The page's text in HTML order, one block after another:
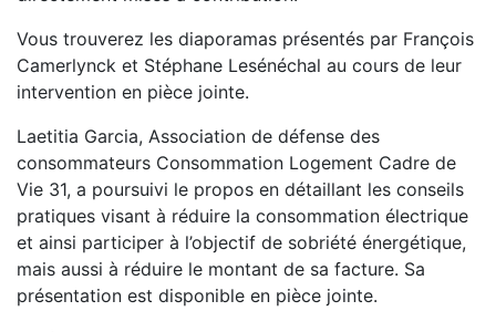
Vous trouverez les diaporamas présentés par François
Camerlynck et Stéphane Lesénéchal au cours de leur
intervention en pièce jointe.
Laetitia Garcia, Association de défense des
consommateurs Consommation Logement Cadre de
Vie 31, a poursuivi le propos en détaillant les conseils
pratiques visant à réduire la consommation électrique
et ainsi participer à l’objectif de sobriété énergétique,
mais aussi à réduire le montant de sa facture. Sa
présentation est disponible en pièce jointe.